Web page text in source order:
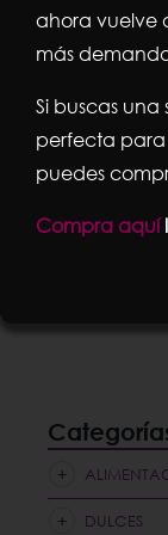
Atún
7,95€
Añadir al
DULCES
ahora vuelve
más
Si buscas
perfecta
puedes
Compra aquí